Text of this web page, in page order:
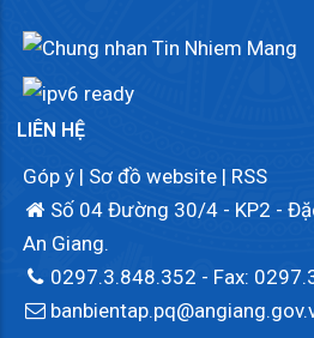
LIÊN HỆ
Góp ý | Sơ đồ website | RSS
Số 04 Đường 30/4 - KP2 -
An Giang.
0297.3.848.352 - Fax: